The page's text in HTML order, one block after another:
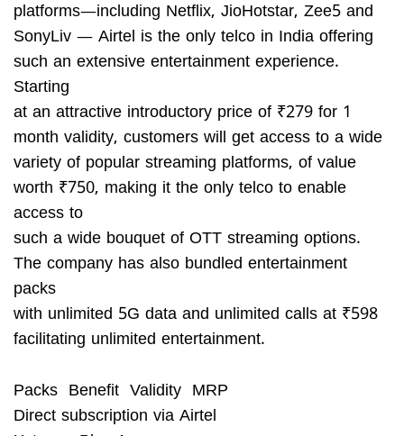
platforms—including Netflix, JioHotstar, Zee5 and
SonyLiv — Airtel is the only telco in India offering
such an extensive entertainment experience.
Starting
at an attractive introductory price of ₹279 for 1
month validity, customers will get access to a wide
variety of popular streaming platforms, of value
worth ₹750, making it the only telco to enable
access to
such a wide bouquet of OTT streaming options.
The company has also bundled entertainment
packs
with unlimited 5G data and unlimited calls at ₹598
facilitating unlimited entertainment.
Packs Benefit Validity MRP
Direct subscription via Airtel